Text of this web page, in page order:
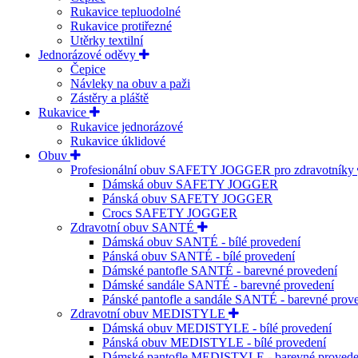
Rukavice tepluodolné
Rukavice protiřezné
Utěrky textilní
Jednorázové oděvy
Čepice
Návleky na obuv a paži
Zástěry a pláště
Rukavice
Rukavice jednorázové
Rukavice úklidové
Obuv
Profesionální obuv SAFETY JOGGER pro zdravotníky
Dámská obuv SAFETY JOGGER
Pánská obuv SAFETY JOGGER
Crocs SAFETY JOGGER
Zdravotní obuv SANTÉ
Dámská obuv SANTÉ - bílé provedení
Pánská obuv SANTÉ - bílé provedení
Dámské pantofle SANTÉ - barevné provedení
Dámské sandále SANTÉ - barevné provedení
Pánské pantofle a sandále SANTÉ - barevné
Zdravotní obuv MEDISTYLE
Dámská obuv MEDISTYLE - bílé provedení
Pánská obuv MEDISTYLE - bílé provedení